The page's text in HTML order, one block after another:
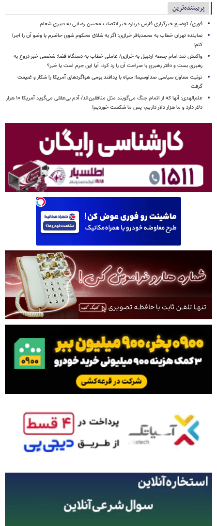
پربیننده‌ترین
فوری/ توضیح خبرگزاری فارس درباره خبر انتصاب محسن رضایی به دبیری شعام
نماینده تهران خطاب به محمدباقر خرازی: اگر به شلاق محکوم شوی حاضرم با وضو آن را اجرا
کنم!
واکنش تند امام جمعه اردبیل به خرازی/ عاملی خطاب به دستگاه قضا: شخصی خبر دروغ به
رهبری بست و دفتر رهبری با صراحت آن را رد کرد، آیا این جرم است یا خیر؟
توئیت معاون سیاسی صداوسیما: سپاه با پدافند بومی هواگردهای آمریکا را شکار و غنیمت
گرفت
علم‌الهدی: آنها که از اتمام جنگ می‌گویند مثل منافقین‌اند/ آدم بی‌عقلی می‌گوید آمریکا ۱۰ هزار
دلار دارد و ما هزار دلار داریم، پس ما شکست خوردیم!